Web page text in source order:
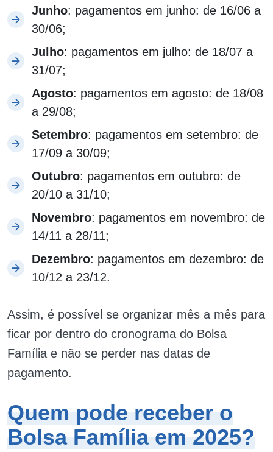
Junho: pagamentos em junho: de 16/06 a
30/06;
Julho: pagamentos em julho: de 18/07 a
31/07;
Agosto: pagamentos em agosto: de 18/08
a 29/08;
Setembro: pagamentos em setembro: de
17/09 a 30/09;
Outubro: pagamentos em outubro: de
20/10 a 31/10;
Novembro: pagamentos em novembro: de
14/11 a 28/11;
Dezembro: pagamentos em dezembro: de
10/12 a 23/12.
Assim, é possível se organizar mês a mês para
ficar por dentro do cronograma do Bolsa
Família e não se perder nas datas de
pagamento.
Quem pode receber o
Bolsa Família em 2025?